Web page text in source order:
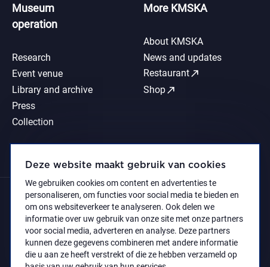
Deze website maakt gebruik van cookies
We gebruiken cookies om content en advertenties te
personaliseren, om functies voor social media te bieden en
om ons websiteverkeer te analyseren. Ook delen we
informatie over uw gebruik van onze site met onze partners
voor social media, adverteren en analyse. Deze partners
kunnen deze gegevens combineren met andere informatie
die u aan ze heeft verstrekt of die ze hebben verzameld op
Museum
operation
Research
Event venue
Library and archive
Press
Collection
More KMSKA
About KMSKA
News and updates
Restaurantcall_made
Shopcall_made